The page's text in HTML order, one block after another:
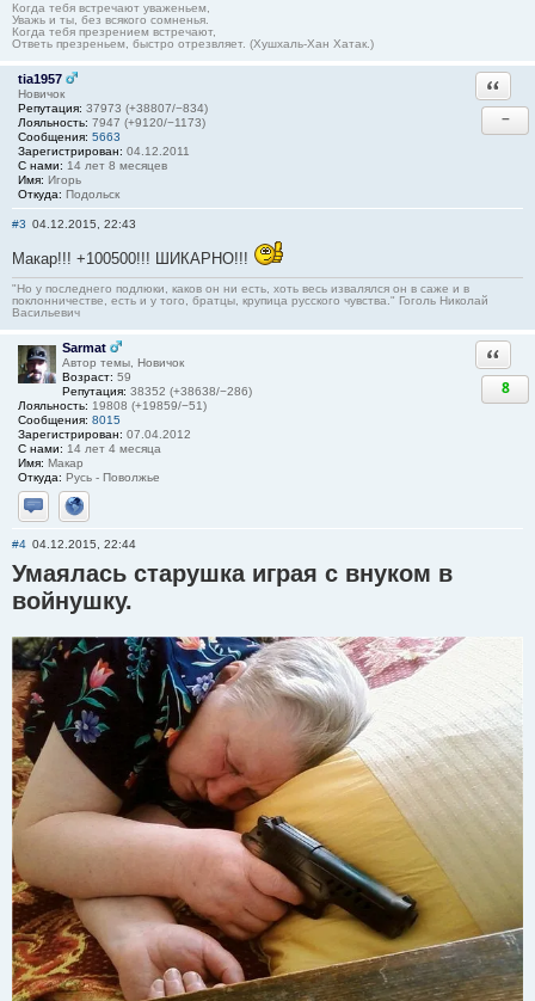
Когда тебя встречают уваженьем,
Уважь и ты, без всякого сомненья.
Когда тебя презрением встречают,
Ответь презреньем, быстро отрезвляет. (Хушхаль-Хан Хатак.)
tia1957
Новичок
Репутация: 37973 (+38807/−834)
Лояльность: 7947 (+9120/−1173)
Сообщения: 5663
Зарегистрирован: 04.12.2011
С нами: 14 лет 8 месяцев
Имя: Игорь
Откуда: Подольск
−
#3 04.12.2015, 22:43
Макар!!! +100500!!! ШИКАРНО!!!
"Но у последнего подлюки, каков он ни есть, хоть весь извалялся он в саже и в
поклонничестве, есть и у того, братцы, крупица русского чувства." Гоголь Николай
Васильевич
Sarmat
Автор темы, Новичок
Возраст: 59
Репутация: 38352 (+38638/−286)
Лояльность: 19808 (+19859/−51)
Сообщения: 8015
Зарегистрирован: 07.04.2012
С нами: 14 лет 4 месяца
Имя: Макар
Откуда: Русь - Поволжье
Отправить личное сообщение
Сайт
8
#4 04.12.2015, 22:44
Умаялась старушка играя с внуком в
войнушку.